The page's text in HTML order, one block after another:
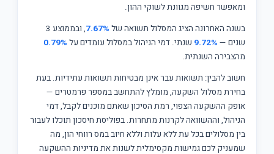
ומאפשר חשיפה מגוונת לשוקי ההון.
בשנה האחרונה הציג המסלול תשואה של 7.67%
, ובממוצע 3
שנים — 9.72% שנתי. דמי הניהול במסלול עומדים על 0.79%
מהצבירה השנתית.
חשוב להבין: תשואות עבר אינן מבטיחות תשואות עתידיות. בעת
בחירת מסלול השקעה, מומלץ להתחשב במספר פרמטרים —
אופק ההשקעה הצפוי, רמת הסיכון שאתם מוכנים לקבל, דמי
הניהול, וההשוואה לקרנות מתחרות. בפוליסת חיסכון תוכלו לעבור
בין מסלולים בכל עת ללא עלות וללא חיוב במס רווחי הון, מה
שמעניק לכם גמישות מקסימלית לשנות את מדיניות ההשקעה